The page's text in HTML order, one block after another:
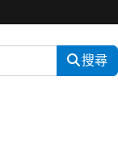
搜尋